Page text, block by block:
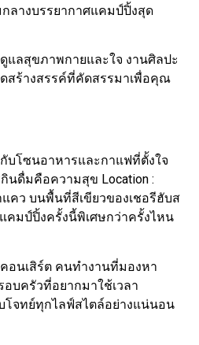
กลางบรรยากาศแคมป์ปิ้งสุด
แลสุขภาพกายและใจ งานศิลปะ
สร้างสรรค์ที่คัดสรรมาเพื่อคุณ
กับโซนอาหารและกาแฟที่ตั้งใจ
นดื่มคือความสุข Location :
คว บนพื้นที่สีเขียวของเชอรีฮับส
มป์ปิ้งครั้งนี้พิเศษกว่าครั้งไหน
อนเสิร์ต คนทำงานที่มองหา
บครัวที่อยากมาใช้เวลา
จทย์ทุกไลฟ์สไตล์อย่างแน่นอน